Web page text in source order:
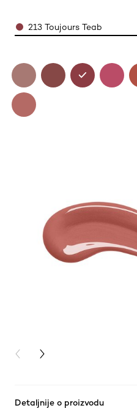
Color213 Toujours Teab​
PREVIOUS CARD
NEXT CARD
Detaljnije o proizvodu